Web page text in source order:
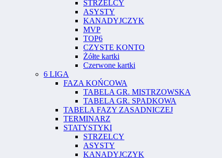
STRZELCY
ASYSTY
KANADYJCZYK
MVP
TOP6
CZYSTE KONTO
Żółte kartki
Czerwone kartki
6 LIGA
FAZA KOŃCOWA
TABELA GR. MISTRZOWSKA
TABELA GR. SPADKOWA
TABELA FAZY ZASADNICZEJ
TERMINARZ
STATYSTYKI
STRZELCY
ASYSTY
KANADYJCZYK